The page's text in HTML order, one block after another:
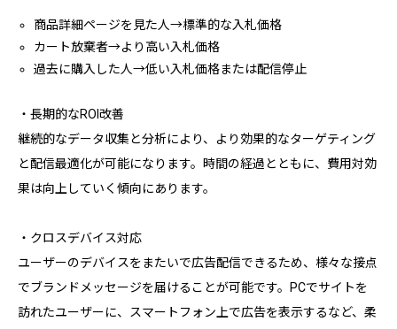
商品詳細ページを見た人→標準的な入札価格
カート放棄者→より高い入札価格
過去に購入した人→低い入札価格または配信停止
・長期的なROI改善
継続的なデータ収集と分析により、より効果的なターゲティング
と配信最適化が可能になります。時間の経過とともに、費用対効
果は向上していく傾向にあります。
・クロスデバイス対応
ユーザーのデバイスをまたいで広告配信できるため、様々な接点
でブランドメッセージを届けることが可能です。PCでサイトを
訪れたユーザーに、スマートフォン上で広告を表示するなど、柔